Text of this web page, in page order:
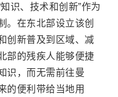
识、技术和创新”作为
。在东北部设立该创
创新普及到区域、减
部的残疾人能够便捷
识，而无需前往曼
的便利带给当地用